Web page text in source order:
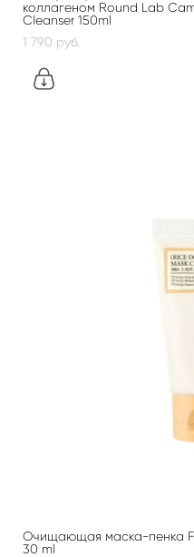
коллагеном Round Lab
Cleanser 150ml
1 790 pуб.
Очищающая маска-пенка
30 ml